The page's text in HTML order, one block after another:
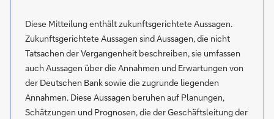
Diese Mitteilung enthält zukunftsgerichtete Aussagen.
Zukunftsgerichtete Aussagen sind Aussagen, die nicht
Tatsachen der Vergangenheit beschreiben, sie umfassen
auch Aussagen über die Annahmen und Erwartungen von
der Deutschen Bank sowie die zugrunde liegenden
Annahmen. Diese Aussagen beruhen auf Planungen,
Schätzungen und Prognosen, die der Geschäftsleitung der